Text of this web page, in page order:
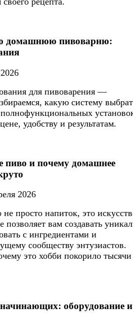
домашнюю пивоварню:
для пивоварения —
какую систему
удобству и результатам.
пиво и почему домашнее
2026
просто напиток, это
вам создавать
с ингредиентами и
сообществу энтузиастов.
это хобби покорило тысячи
оборудование и